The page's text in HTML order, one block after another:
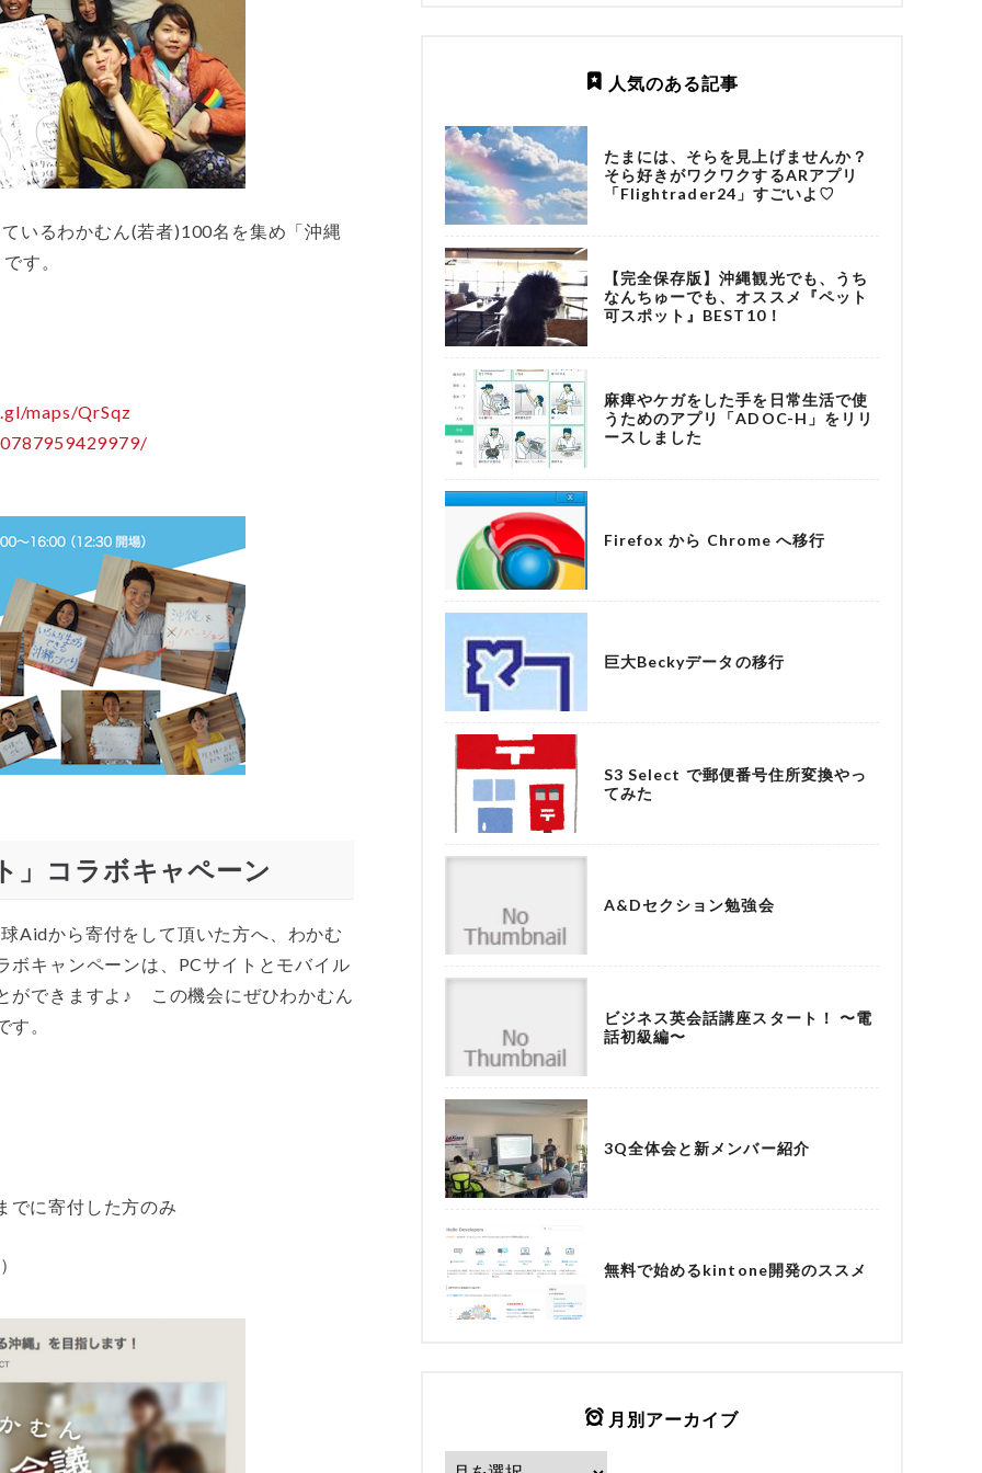
いるわかむん(若者)100名を集め「沖縄
す。
maps/QrSqz
」コラボキャペーン
Aidから寄付をして頂いた方へ、わかむ
ボキャンペーンは、PCサイトとモバイル
ができますよ♪ この機会にぜひわかむん
。
に寄付した方のみ
人気のある記事
たまには、そらを見上げませんか？
そら好きがワクワクするARアプリ
「Flightrader24」すごいよ♡
【完全保存版】沖縄観光でも、うち
なんちゅーでも、オススメ『ペット
可スポット』BEST10！
麻痺やケガをした手を日常生活で使
うためのアプリ「ADOC-H」をリリ
ースしました
Firefox から Chrome へ移行
巨大Beckyデータの移行
S3 Select で郵便番号住所変換やっ
てみた
A&Dセクション勉強会
ビジネス英会話講座スタート！ 〜電
話初級編〜
3Q全体会と新メンバー紹介
無料で始めるkintone開発のススメ
月別アーカイブ